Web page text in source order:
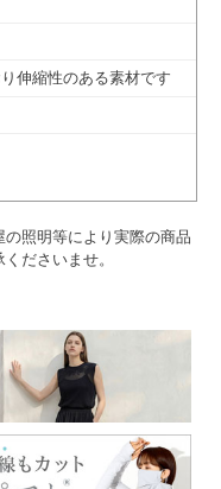
伸縮性のある素材です
照明等により実際の商品
ださいませ。